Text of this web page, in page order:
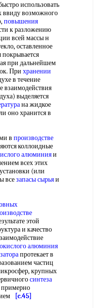
использовать
ввиду возможного
повышения
к разложению
всей массы н
оставленное
покрывается
при дальнейшем
При хранении
в течение
взаимодействия
выделяется
на жидкое
оно хранится в
в производстве
коллоидные
алюминияи
всех этих
(или
всезапасы сырьяи
этой
и качество
алюминия
протекает в
частиц
крупных
синтеза
примерно
[c.45]